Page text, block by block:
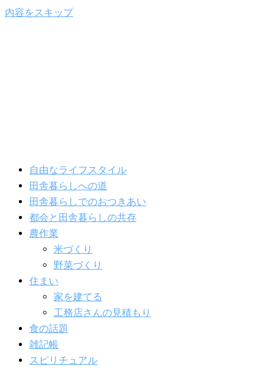
内容をスキップ
自由なライフスタイル
田舎暮らしへの道
田舎暮らしでのおつきあい
都会と田舎暮らしの共存
農作業
米づくり
野菜づくり
住まい
家を建てる
工務店さんの見積もり
食の話題
雑記帳
スピリチュアル